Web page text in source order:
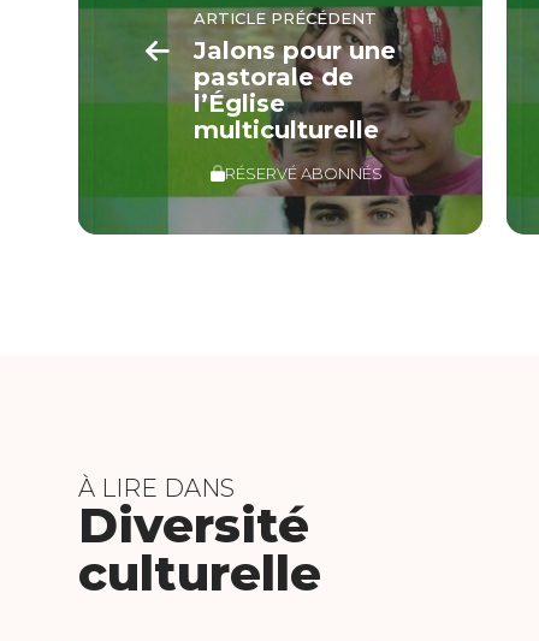
ARTICLE PRÉCÉDENT
Jalons pour une
pastorale de
l’Église
multiculturelle
RÉSERVÉ ABONNÉS
À LIRE DANS
Diversité
culturelle